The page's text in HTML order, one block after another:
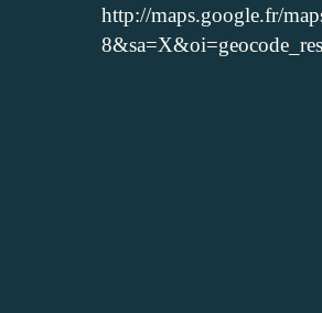
http://maps.google.fr/